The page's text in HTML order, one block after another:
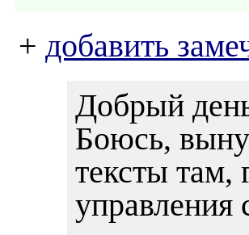
+ добавить
Добрый
Боюсь,
тексты там,
управления